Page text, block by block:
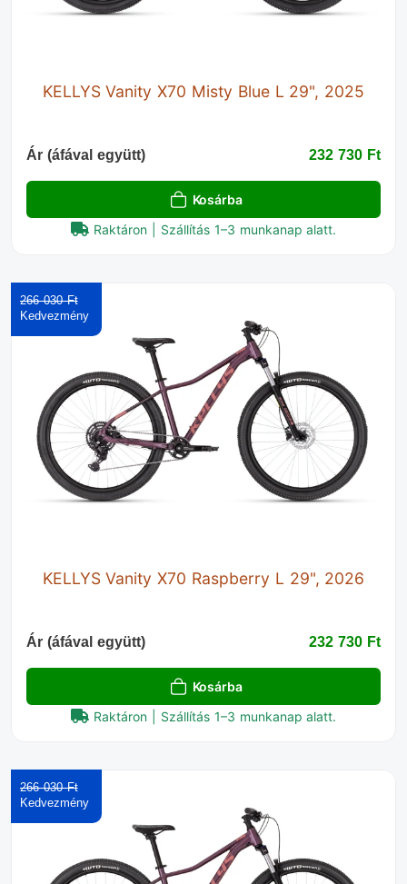
KELLYS Vanity X70 Misty Blue L 29", 2025
Ár (áfával együtt) 232 730 Ft‎
Kosárba
Raktáron | Szállítás 1–3 munkanap alatt.
KELLYS Vanity X70 Raspberry L 29", 2026
266 030 Ft‎
Ár (áfával együtt) 232 730 Ft‎
Kosárba
Raktáron | Szállítás 1–3 munkanap alatt.
266 030 Ft‎